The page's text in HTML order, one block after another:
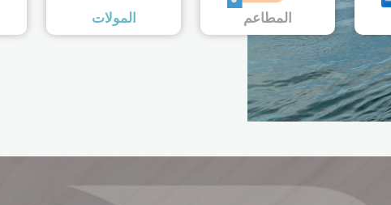
المطاعم المولات